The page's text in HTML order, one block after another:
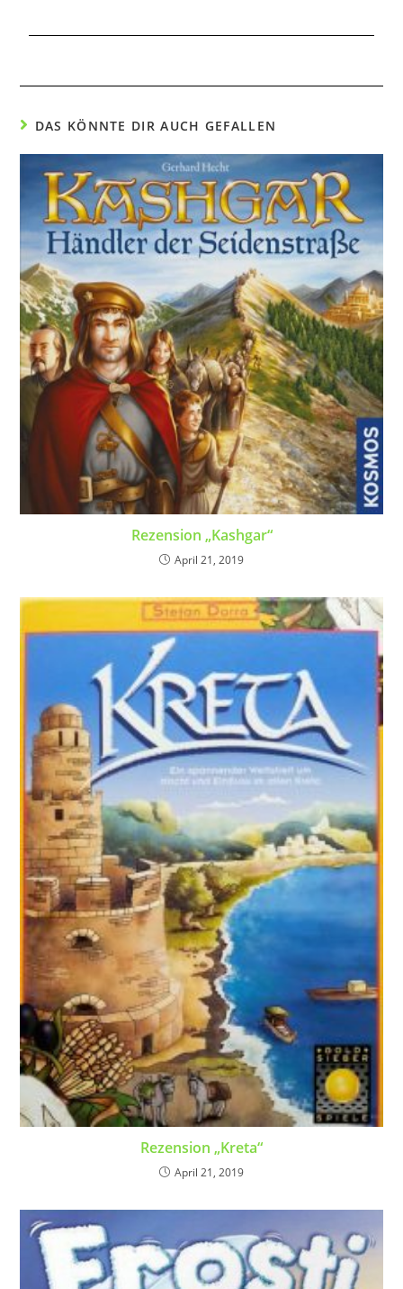
DAS KÖNNTE DIR AUCH GEFALLEN
Rezension „Kashgar“
April 21, 2019
Rezension „Kreta“
April 21, 2019